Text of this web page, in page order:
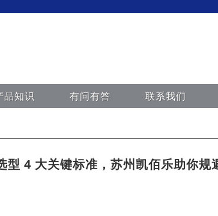
品知识 有问有答 联系我们
型 4 大关键标准，苏州凯佰乐助你规